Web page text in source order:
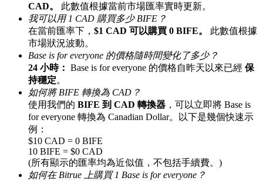
最高達65%佣金！
邀请好友
邀請朋友獲得現金獎勵
CAD。
此數值根據當前市場匯率實時更新。
我可以用 1 CAD 購買多少 BIFE？
在當前匯率下， $1 CAD 可以購買 0 BIFE。
此數值根據
市場狀況波動。
Base is for everyone 的價格隨時間變化了多少？
24 小時： Base is for everyone 的價格自昨天以來已經 保
持穩定。
如何將 BIFE 轉換為 CAD？
使用我們的 BIFE 到 CAD 轉換器 ，可以立即將 Base is
for everyone 轉換為 Canadian Dollar。以下是幾個快速示
例：
$10 CAD = 0 BIFE
10 BIFE = $0 CAD
(所有顯示的匯率均為近似值，不包括手續費。)
如何在 Bitrue 上購買 1 Base is for everyone？